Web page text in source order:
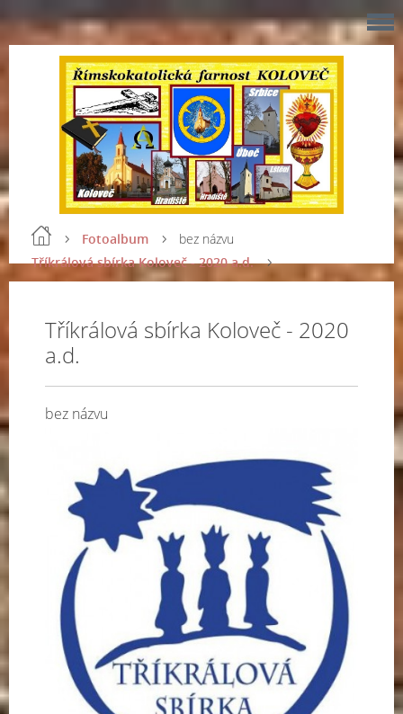
Fotoalbum
Tříkrálová sbírka Koloveč - 2020 a.d.
bez názvu
Tříkrálová sbírka Koloveč - 2020
a.d.
bez názvu